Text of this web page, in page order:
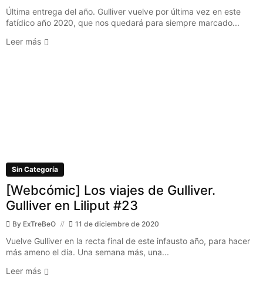
Última entrega del año. Gulliver vuelve por última vez en este
fatídico año 2020, que nos quedará para siempre marcado...
Leer más
Sin Categoría
[Webcómic] Los viajes de Gulliver.
Gulliver en Liliput #23
By ExTreBeO 11 de diciembre de 2020
Vuelve Gulliver en la recta final de este infausto año, para hacer
más ameno el día. Una semana más, una...
Leer más